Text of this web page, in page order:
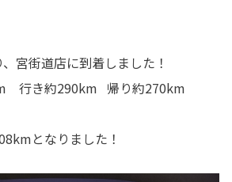
宮街道店に到着しました！
行き約290km 帰り約270km
となりました！